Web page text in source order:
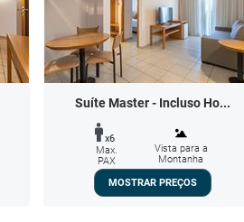
Suíte Master - Incluso Ho...
x6
Max.
PAX
Vista para a
Montanha
MOSTRAR PREÇOS